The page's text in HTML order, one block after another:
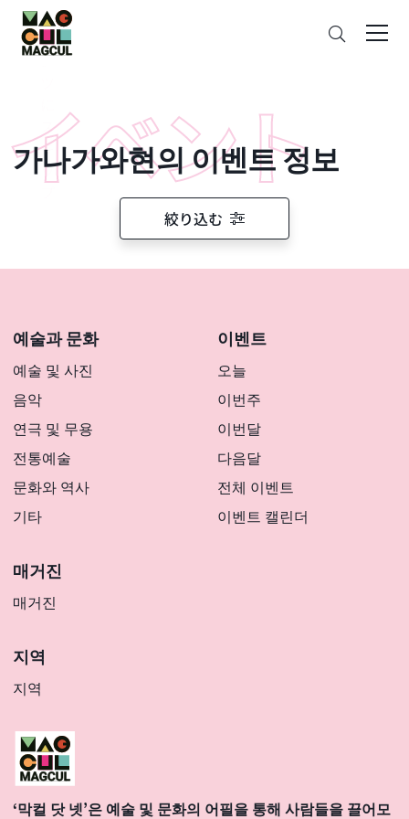
ン
テ
ン
ス
キ
ッ
가나가와현의 이벤트 정보
絞り込む
예술과 문화
예술 및 사진
음악
연극 및 무용
전통예술
문화와 역사
기타
이벤트
오늘
이번주
이번달
다음달
전체 이벤트
이벤트 캘린더
매거진
매거진
지역
지역
‘막컬 닷 넷’은 예술 및 문화의 어필을 통해 사람들을 끌어모